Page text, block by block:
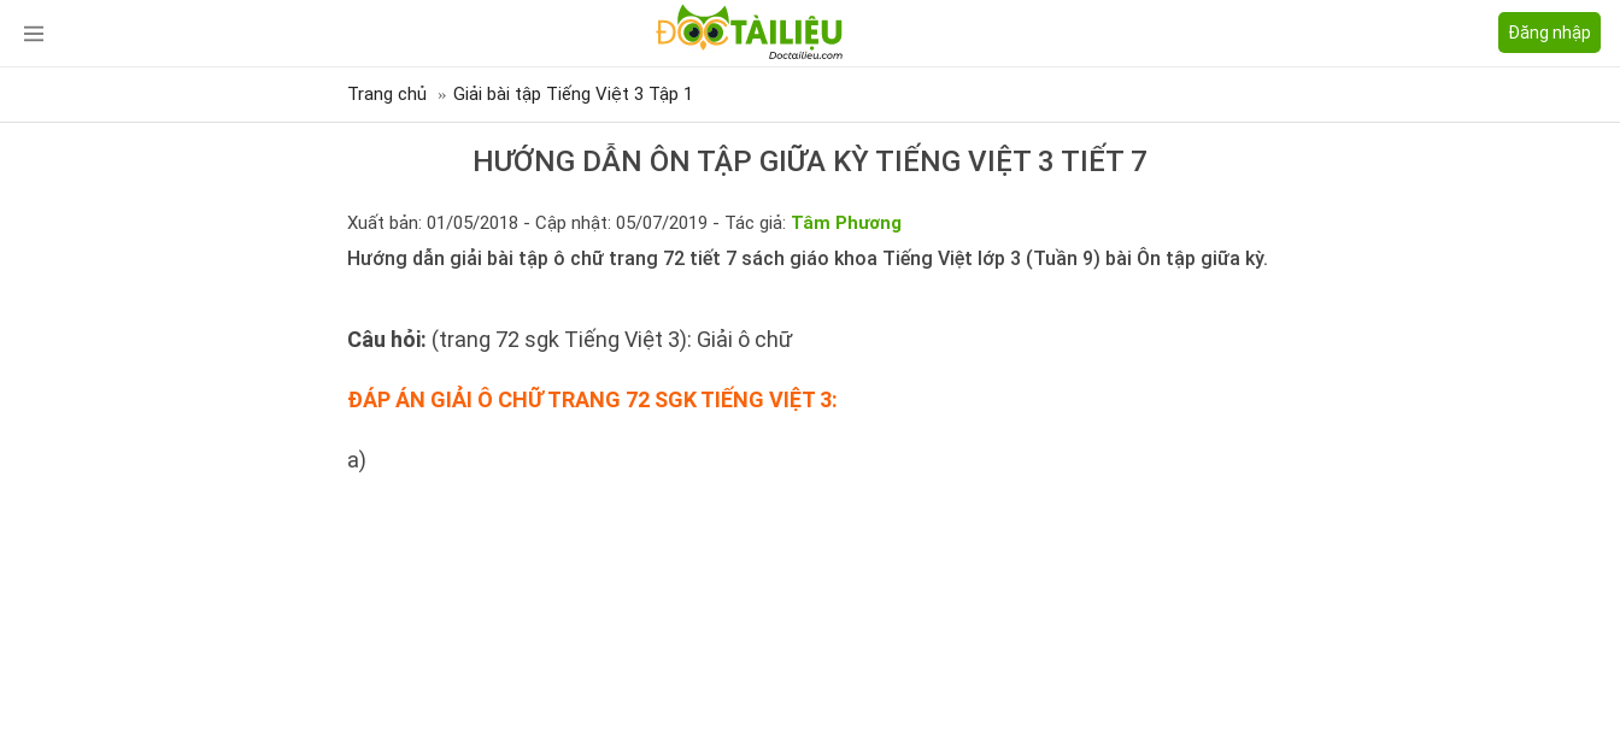
Đăng nhập
Trang chủ Giải bài tập Tiếng Việt 3 Tập 1
HƯỚNG DẪN ÔN TẬP GIỮA KỲ TIẾNG VIỆT 3 TIẾT 7
Xuất bản: 01/05/2018 - Cập nhật: 05/07/2019 - Tác giả: Tâm Phương
Hướng dẫn giải bài tập ô chữ trang 72 tiết 7 sách giáo khoa Tiếng Việt lớp 3 (Tuần 9) bài Ôn tập giữa kỳ.
Câu hỏi: (trang 72 sgk Tiếng Việt 3): Giải ô chữ
ĐÁP ÁN GIẢI Ô CHỮ TRANG 72 SGK TIẾNG VIỆT 3:
a)